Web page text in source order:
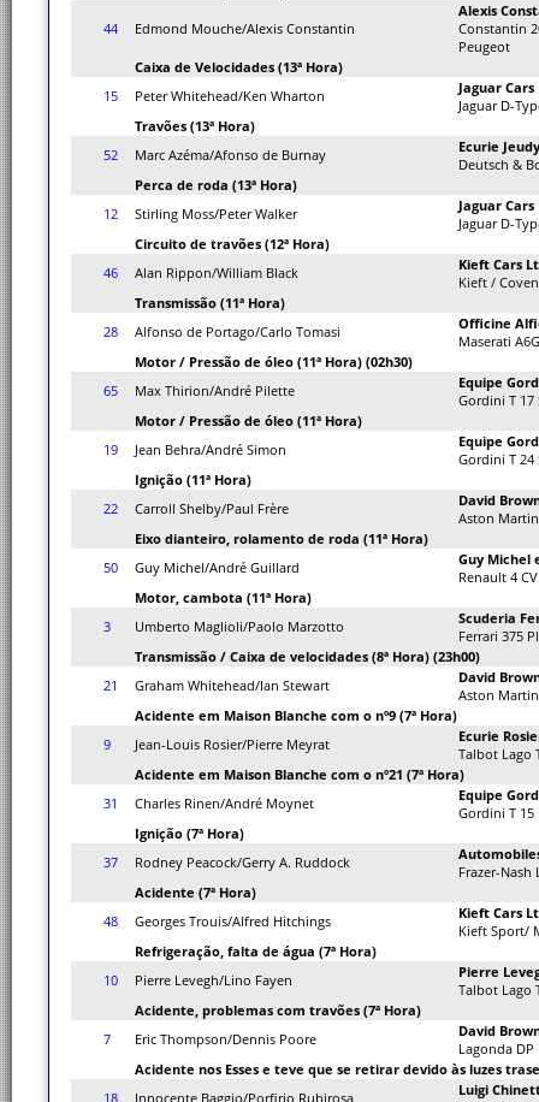
44 Edmond Mouche/Alexis Constantin
Alexis
Constantin
Peugeot
Caixa de Velocidades (13ª Hora)
15
Peter Whitehead/Ken Wharton
Jaguar Cars
Jaguar D-
Travões (13ª Hora)
52
Marc Azéma/Afonso de Burnay
Ecurie
Deutsch &
Perca de roda (13ª Hora)
12
Stirling Moss/Peter Walker
Jaguar Cars
Jaguar D-
Circuito de travões (12ª Hora)
46
Alan Rippon/William Black
Kieft Cars
Kieft /
Transmissão (11ª Hora)
28
Alfonso de Portago/Carlo Tomasi
Officine
Maserati
Motor / Pressão de óleo (11ª Hora) (02h30)
65
Max Thirion/André Pilette
Equipe
Gordini T 17
Motor / Pressão de óleo (11ª Hora)
19
Jean Behra/André Simon
Equipe
Gordini T 24
Ignição (11ª Hora)
22
Carroll Shelby/Paul Frère
David
Aston Martin
Eixo dianteiro, rolamento de roda (11ª Hora)
50
Guy Michel/André Guillard
Guy Michel
Renault 4
Motor, cambota (11ª Hora)
3
Umberto Maglioli/Paolo Marzotto
Scuderia
Ferrari 375
Transmissão / Caixa de velocidades (8ª Hora) (23h00)
21
Graham Whitehead/Ian Stewart
David
Aston
Acidente em Maison Blanche com o nº9 (7ª Hora)
9
Jean-Louis Rosier/Pierre Meyrat
Ecurie
Talbot Lago
Acidente em Maison Blanche com o nº21 (7ª Hora)
31
Charles Rinen/André Moynet
Equipe
Gordini T 15
Ignição (7ª Hora)
37
Rodney Peacock/Gerry A. Ruddock
Frazer-Nash
Acidente (7ª Hora)
48
Georges Trouis/Alfred Hitchings
Kieft Cars
Kieft Sport/
Refrigeração, falta de água (7ª Hora)
10
Pierre Levegh/Lino Fayen
Pierre
Talbot Lago
Acidente, problemas com travões (7ª Hora)
7
Eric Thompson/Dennis Poore
David
Lagonda DP
Acidente nos Esses e teve que se retirar devido às luzes
18
Innocente Baggio/Porfirio Rubirosa
Luigi